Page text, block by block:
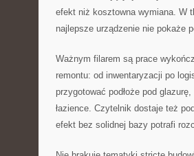
efekt niż kosztowna wymiana. W
najlepsze urządzenie nie pokaże
Ważnym filarem są prace
remontu: od inwentaryzacji po
przygotować podłoże pod
łazience. Czytelnik dostaje też
efekt bez solidnej bazy potrafi